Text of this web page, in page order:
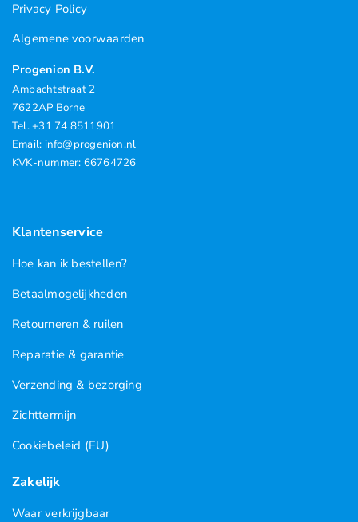
Privacy Policy
Algemene voorwaarden
Progenion B.V.
Ambachtstraat 2
7622AP Borne
Tel. +31 74 8511901
Email: info@progenion.nl
KVK-nummer: 66764726
Klantenservice
Hoe kan ik bestellen?
Betaalmogelijkheden
Retourneren & ruilen
Reparatie & garantie
Verzending & bezorging
Zichttermijn
Cookiebeleid (EU)
Zakelijk
Waar verkrijgbaar